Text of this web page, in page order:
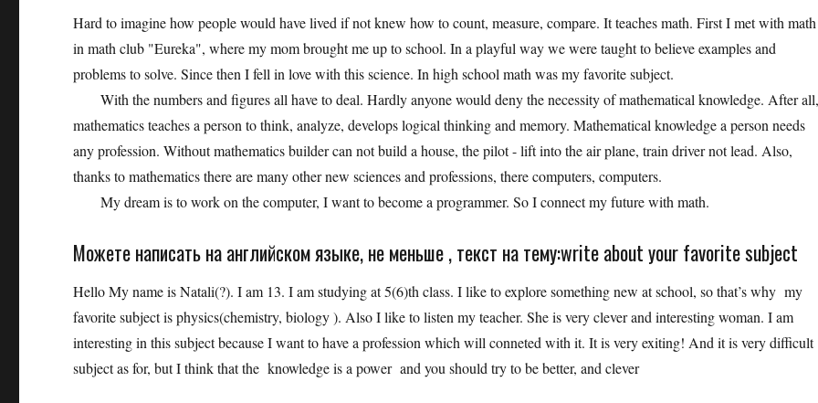
Hard to imagine how people would have lived if not knew how to count, measure, compare. It teaches math. First I met with math
in math club "Eureka", where my mom brought me up to school. In a playful way we were taught to believe examples and
problems to solve. Since then I fell in love with this science. In high school math was my favorite subject.
With the numbers and figures all have to deal. Hardly anyone would deny the necessity of mathematical knowledge. After
mathematics teaches a person to think, analyze, develops logical thinking and memory. Mathematical knowledge a person needs
any profession. Without mathematics builder can not build a house, the pilot - lift into the air plane, train driver not lead. Also,
thanks to mathematics there are many other new sciences and professions, there computers, computers.
My dream is to work on the computer, I want to become a programmer. So I connect my future with math.
Можете написать на английском языке, не меньше , текст на тему:write about your favorite subject
Hello My name is Natali(?). I am 13. I am studying at 5(6)th class. I like to explore something new at school, so that’s why my
favorite subject is physics(chemistry, biology ). Also I like to listen my teacher. She is very clever and interesting woman. I am
interesting in this subject because I want to have a profession which will conneted with it. It is very exiting! And it is very difficult
subject as for, but I think that the knowledge is a power and you should try to be better, and clever